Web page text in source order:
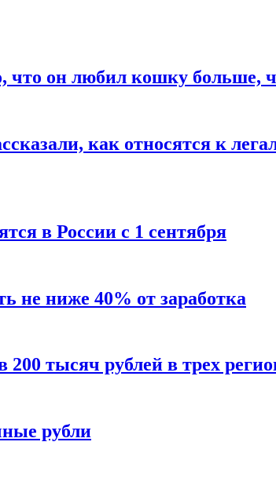
что он любил кошку больше,
как относятся к
в России с 1 сентября
не ниже 40% от заработка
тысяч рублей в трех
рубли